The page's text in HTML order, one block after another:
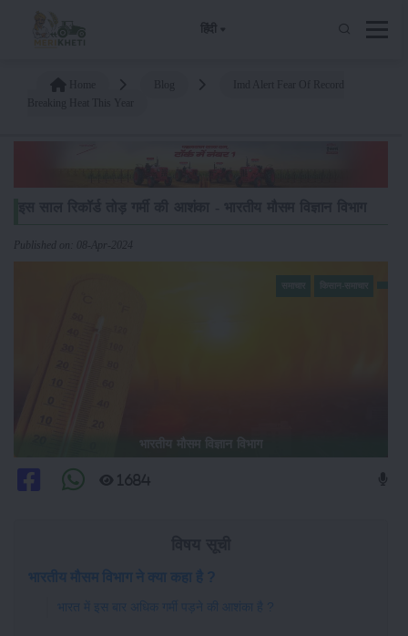
हिंदी
Published on: 08-Apr-2024
1684
भारतीय मौसम विभाग ने क्या कहा है ?
भारत में इस बार अधिक गर्मी पड़ने की आशंका है ?